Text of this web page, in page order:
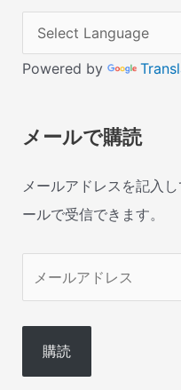
Powered by
メールで購読
メールアドレスを記入
ールで受信できます。
ル
ド
購読